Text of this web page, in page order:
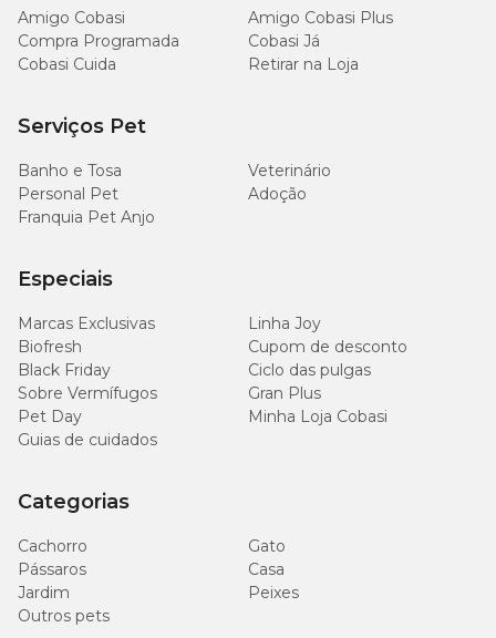
mais produzidos são para as fêmeas por questões da
anatomia do animal. Ainda assim, existem os modelos para
machos também.
Onde comprar roupa cirúrgica para gato?
Na Cobasi, você encontra tudo o que é essencial para a vida
dos seus amiguinhos
comomedicamentos
roupas cirúrgicas com melhores preços
recuperação do seu pet.
Amigo Cobasi
Amigo Cobasi Plus
Compra Programada
Cobasi Já
Cobasi Cuida
Retirar na Loja
Serviços Pet
Banho e Tosa
Veterinário
Personal Pet
Adoção
Franquia Pet Anjo
Especiais
Marcas Exclusivas
Linha Joy
Biofresh
Cupom de desconto
Black Friday
Ciclo das pulgas
Sobre Vermífugos
Gran Plus
Pet Day
Minha Loja Cobasi
Guias de cuidados
Categorias
Cachorro
Gato
Pássaros
Casa
Jardim
Peixes
Outros pets